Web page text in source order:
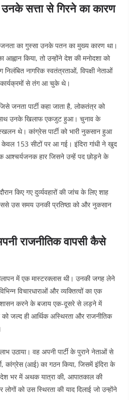
सत्ता से गिरने का कारण
जनता का गुस्सा उनके पतन का मुख्य कारण था।
किया, तो उन्होंने देश की मनोदशा को
नागरिक स्वतंत्रताओं, विपक्षी नेताओं
से तंग आ चुके थे।
जनता पार्टी कहा जाता है, लोकतंत्र को
उनके खिलाफ एकजुट हुआ। चुनाव के
थे। कांग्रेस पार्टी को भारी नुकसान हुआ
153 सीटों पर आ गई। इंदिरा गांधी ने खुद
आश्चर्यजनक हार जिसने उन्हें पद छोड़ने के
किए गए दुर्व्यवहारों की जांच के लिए शाह
उस समय उनकी प्रतिष्ठा को और नुकसान
राजनीतिक वापसी कैसे
में एक मास्टरक्लास थी। उनकी जगह लेने
विचारधाराओं और व्यक्तित्वों का एक
शासन करने के बजाय एक-दूसरे से लड़ने में
जल्द ही आर्थिक अस्थिरता और राजनीतिक
उठाया। वह अपनी पार्टी के पुराने नेताओं से
कांग्रेस (आई) का गठन किया, जिसमें इंदिरा के
भर में अथक यात्रा की, आपातकाल की
लोगों को उस स्थिरता की याद दिलाई जो उन्होंने